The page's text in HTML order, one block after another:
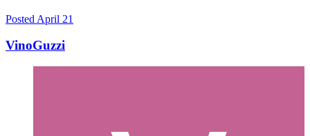
Posted April 21
VinoGuzzi